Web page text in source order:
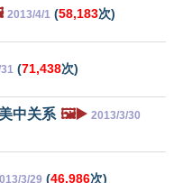
2013/4/1 (58,183次)
(71,438次)
中关系 🖼️▶️ 2013/3/30
3/29 (46,986次)